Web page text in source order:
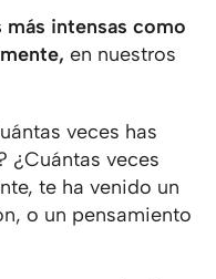
más intensas como
en nuestros
veces has
¿Cuántas veces
te ha venido un
o un pensamiento